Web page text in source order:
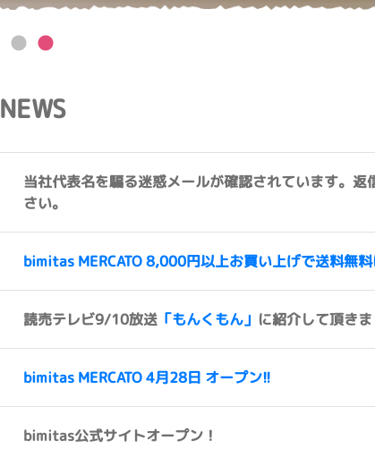
NEWS
当社代表名を騙る迷惑メールが確認されています。返
さい。
bimitas MERCATO 8,000円以上お買い上げで送料無
読売テレビ9/10放送 「もんくもん」 に紹介して頂きま
bimitas MERCATO 4月28日 オープン!!
bimitas公式サイトオープン！